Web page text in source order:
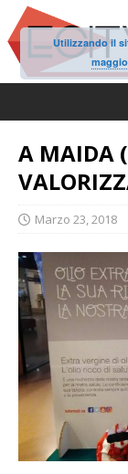
A MAIDA
Marzo 23, 2018
Utilizzando il